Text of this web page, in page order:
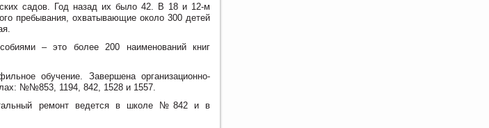
садов. Год назад их было 42. В 18 и 12-м
пребывания, охватывающие около 300 детей
– это более 200 наименований книг
обучение. Завершена организационно-
№№853, 1194, 842, 1528 и 1557.
ремонт ведется в школе №842 и в